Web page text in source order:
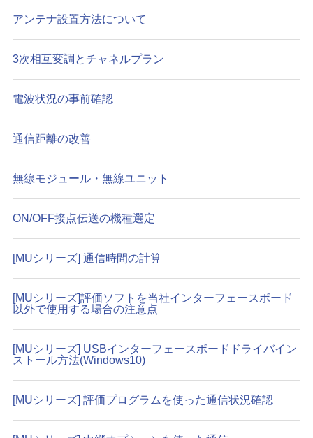
アンテナ設置方法について
3次相互変調とチャネルプラン
電波状況の事前確認
通信距離の改善
無線モジュール・無線ユニット
ON/OFF接点伝送の機種選定
[MUシリーズ] 通信時間の計算
[MUシリーズ]評価ソフトを当社インターフェースボード
以外で使用する場合の注意点
[MUシリーズ] USBインターフェースボードドライバイン
ストール方法(Windows10)
[MUシリーズ] 評価プログラムを使った通信状況確認